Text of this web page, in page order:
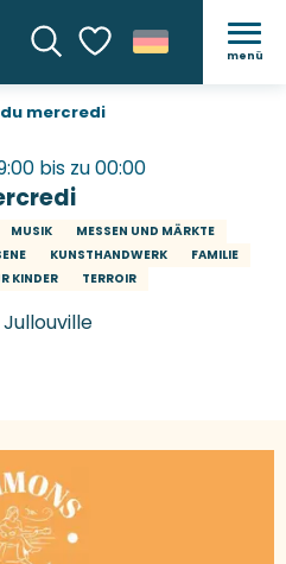
SucheVoir les favoris
menü
mercredi
bis zu 00:00
MUSIK
MESSEN UND MÄRKTE
KUNSTHANDWERK
FAMILIE
KINDER TERROIR